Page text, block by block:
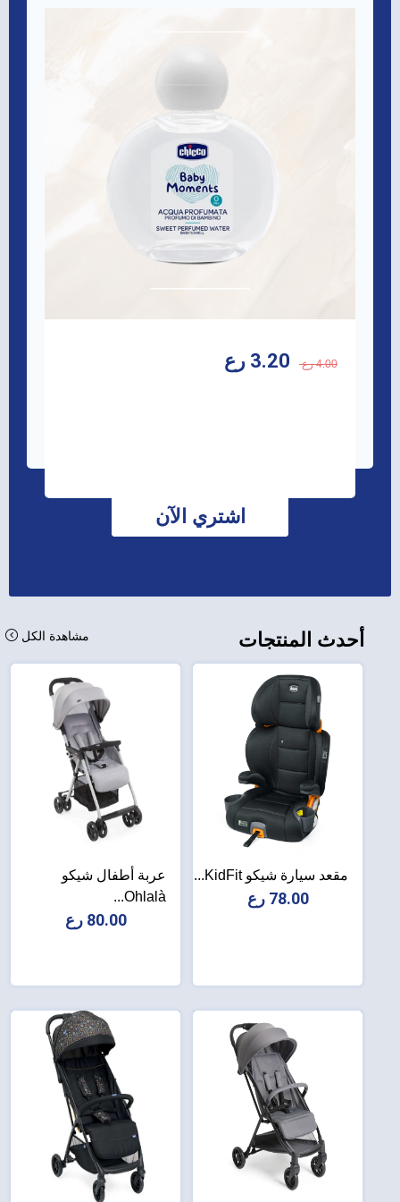
4.00 رع 3.20 رع
اشتري الآن
أحدث المنتجات مشاهدة الكل
مقعد سيارة شيكو KidFit...
78.00 رع
عربة أطفال شيكو
Ohlalà...
80.00 رع